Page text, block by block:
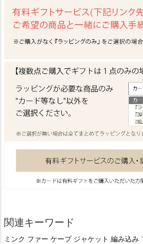
関連キーワード
ミンク ファー ケープ ジャケット 編み込み